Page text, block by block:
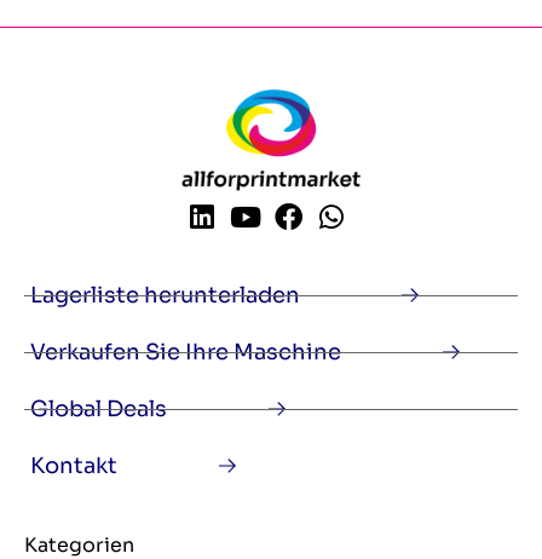
Lagerliste herunterladen
Verkaufen Sie Ihre Maschine
Global Deals
Kontakt
Kategorien